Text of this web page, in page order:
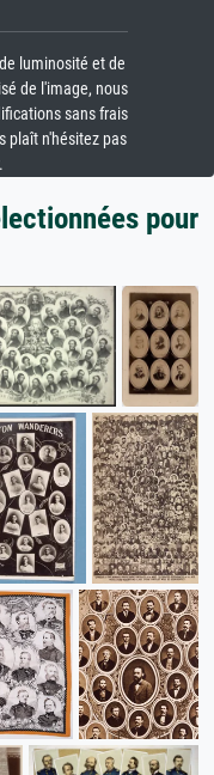
luminosité et de
de l'image, nous
sans frais
plaît n'hésitez pas
pour